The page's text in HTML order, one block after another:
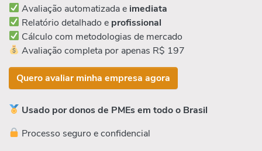
Avaliação automatizada e imediata
Relatório detalhado e profissional
Cálculo com metodologias de mercado
Avaliação completa por apenas R$ 197
Quero avaliar minha empresa agora
Usado por donos de PMEs em todo o Brasil
Processo seguro e confidencial